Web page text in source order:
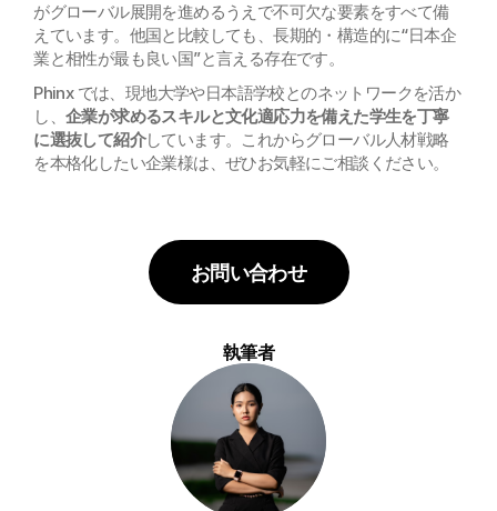
がグローバル展開を進めるうえで不可欠な要素をすべて備
えています。他国と比較しても、長期的・構造的に“日本企
業と相性が最も良い国”と言える存在です。
Phinx では、現地大学や日本語学校とのネットワークを活か
し、企業が求めるスキルと文化適応力を備えた学生を丁寧
に選抜して紹介しています。これからグローバル人材戦略
を本格化したい企業様は、ぜひお気軽にご相談ください。
お問い合わせ
執筆者